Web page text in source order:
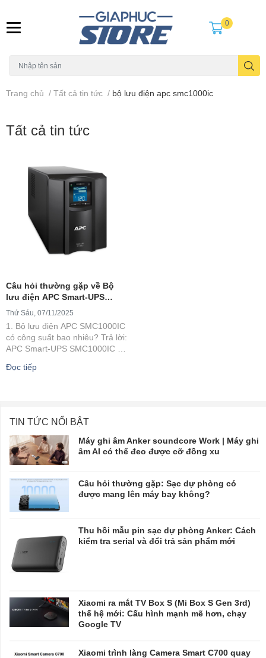
0
Trang chủ / Tất cả tin tức / bộ lưu điện apc smc1000ic
Tất cả tin tức
Câu hỏi thường gặp về Bộ
lưu điện APC Smart-UPS
SMC1000IC ?
Thứ Sáu, 07/11/2025
1. Bộ lưu điện APC SMC1000IC
có công suất bao nhiêu? Trả lời:
APC Smart-UPS SMC1000IC có
hợp cho máy tính, server,...
Đọc tiếp
TIN TỨC NỔI BẬT
Máy ghi âm Anker soundcore Work | Máy ghi
âm AI có thể đeo được cỡ đồng xu
Câu hỏi thường gặp: Sạc dự phòng có
được mang lên máy bay không?
Thu hồi mẫu pin sạc dự phòng Anker: Cách
kiểm tra serial và đổi trả sản phẩm mới
Xiaomi ra mắt TV Box S (Mi Box S Gen 3rd)
thế hệ mới: Cấu hình mạnh mẽ hơn, chạy
Google TV
Xiaomi trình làng Camera Smart C700 quay